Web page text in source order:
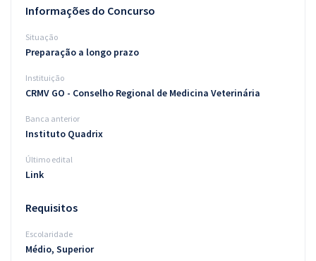
Blog
Aprovados
Atendimento
Informações do Concurso
Situação
Preparação a longo prazo
Instituição
CRMV GO - Conselho Regional de Medicina Veterinária
Banca anterior
Instituto Quadrix
Último edital
Link
Requisitos
Escolaridade
Médio, Superior